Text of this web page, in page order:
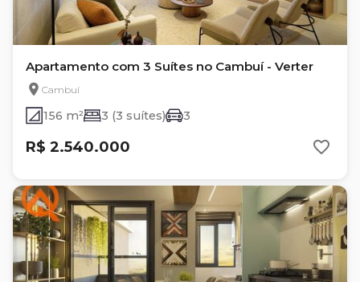
Apartamento com 3 Suítes no Cambuí - Verter
Cambuí
156 m² 3 (3 suítes) 3
R$ 2.540.000